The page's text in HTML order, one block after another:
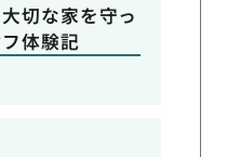
切な家を守っ
体験記